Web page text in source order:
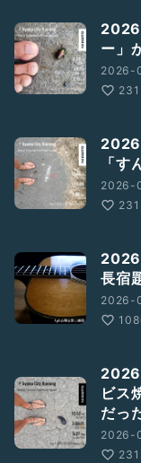
ー」
2026-
231
「す
2026-
231
長宿
2026-
ビス
だっ
2026-
231